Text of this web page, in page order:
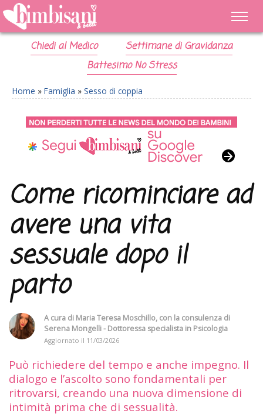
Chiedi al Medico
Settimane di Gravidanza
Battesimo No Stress
Home » Famiglia » Sesso di coppia
Come ricominciare ad
avere una vita
sessuale dopo il
parto
A cura di Maria Teresa Moschillo, con la consulenza di
Serena Mongelli - Dottoressa specialista in Psicologia
Aggiornato il 11/03/2026
Può richiedere del tempo e anche impegno. Il
dialogo e l’ascolto sono fondamentali per
ritrovarsi, creando una nuova dimensione di
intimità prima che di sessualità.